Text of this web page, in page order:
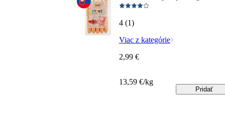
4 (1)
Viac z kategórie
2,99 €
13,59 €/kg
Pridať